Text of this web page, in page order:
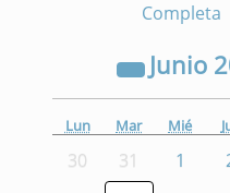
Completa
Junio
Lun Mar Mié
30 31 1